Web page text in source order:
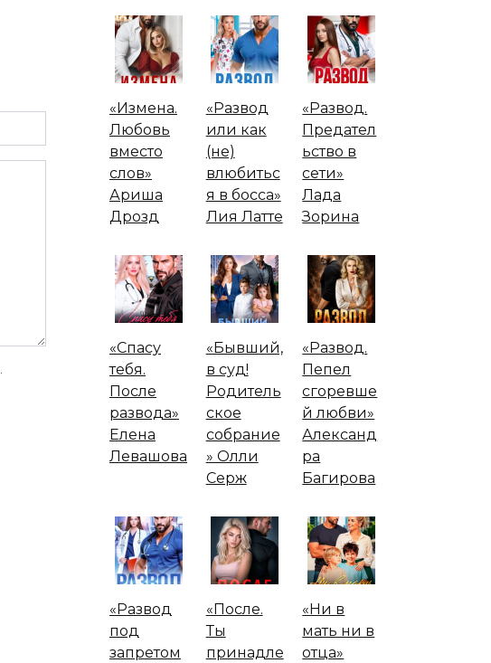
«Измена.
Любовь
вместо
слов»
Ариша
Дрозд
«Развод
или как
(не)
влюбитьс
я в босса»
Лия Латте
«Развод.
Предател
ьство в
сети»
Лада
Зорина
«Спасу
тебя.
После
развода»
Елена
Левашова
«Бывший,
в суд!
Родитель
ское
собрание
» Олли
Серж
«Развод.
Пепел
сгоревше
й любви»
Александ
ра
Багирова
«Развод
под
запретом
«После.
Ты
принадле
«Ни в
мать ни в
отца»